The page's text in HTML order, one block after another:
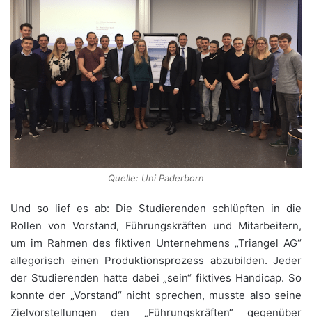
Quelle: Uni Paderborn
Und so lief es ab: Die Studierenden schlüpften in die
Rollen von Vorstand, Führungskräften und Mitarbeitern,
um im Rahmen des fiktiven Unternehmens „Triangel AG“
allegorisch einen Produktionsprozess abzubilden. Jeder
der Studierenden hatte dabei „sein“ fiktives Handicap. So
konnte der „Vorstand“ nicht sprechen, musste also seine
Zielvorstellungen den „Führungskräften“ gegenüber